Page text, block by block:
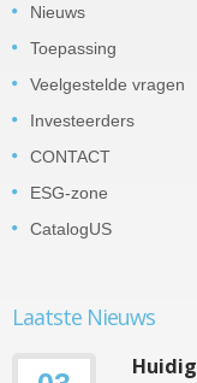
Nieuws
Toepassing
Veelgestelde vragen
Investeerders
CONTACT
ESG-zone
CatalogUS
Laatste Nieuws